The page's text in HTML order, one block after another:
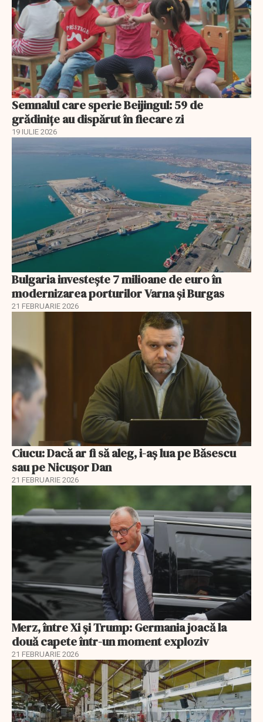
Semnalul care sperie Beijingul: 59 de
grădinițe au dispărut în fiecare zi
19 IULIE 2026
Bulgaria investește 7 milioane de euro în
modernizarea porturilor Varna și Burgas
21 FEBRUARIE 2026
Ciucu: Dacă ar fi să aleg, i-aș lua pe Băsescu
sau pe Nicușor Dan
21 FEBRUARIE 2026
Merz, între Xi și Trump: Germania joacă la
două capete într-un moment exploziv
21 FEBRUARIE 2026